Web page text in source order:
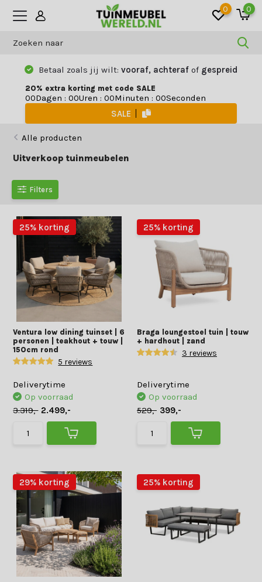
0 0
Betaal zoals jij wilt:vooraf, achterafof gespreid
20% extra korting met code SALE
00Dagen : 00Uren : 00Minuten : 00Seconden
SALE
Alle producten
Uitverkoop tuinmeubelen
Filters
25% korting
Ventura low dining tuinset | 6
personen | teakhout + touw |
150cm rond
5 reviews
Deliverytime
Op voorraad
3.319,- 2.499,-
25% korting
Braga loungestoel tuin | touw
+ hardhout | zand
3 reviews
Deliverytime
Op voorraad
529,- 399,-
29% korting 25% korting